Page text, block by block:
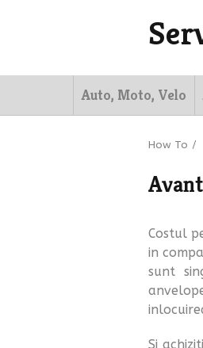
Auto, Moto, Velo
How To /
Costul
in
sunt
Si